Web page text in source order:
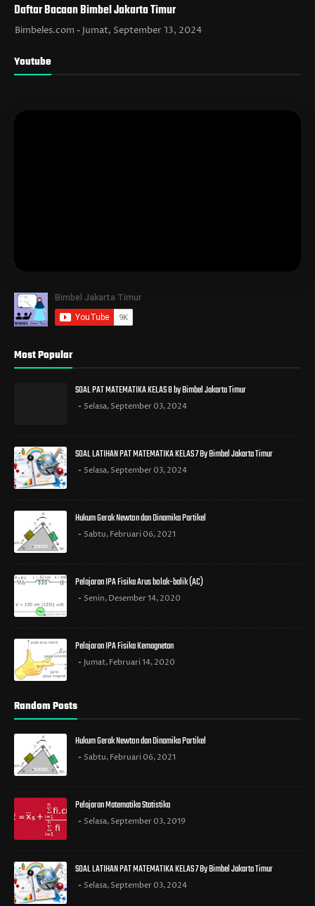
Daftar Bacaan Bimbel Jakarta Timur
Bimbeles.com Jumat, September 13, 2024
Youtube
Most Popular
SOAL PAT MATEMATIKA KELAS 8 by Bimbel Jakarta Timur
Selasa, September 03, 2024
SOAL LATIHAN PAT MATEMATIKA KELAS 7 By Bimbel Jakarta Timur
Selasa, September 03, 2024
Hukum Gerak Newton dan Dinamika Partikel
Sabtu, Februari 06, 2021
Pelajaran IPA Fisika Arus bolak-balik (AC)
Senin, Desember 14, 2020
Pelajaran IPA Fisika Kemagnetan
Jumat, Februari 14, 2020
Random Posts
Hukum Gerak Newton dan Dinamika Partikel
Sabtu, Februari 06, 2021
Pelajaran Matematika Statistika
Selasa, September 03, 2019
SOAL LATIHAN PAT MATEMATIKA KELAS 7 By Bimbel Jakarta Timur
Selasa, September 03, 2024